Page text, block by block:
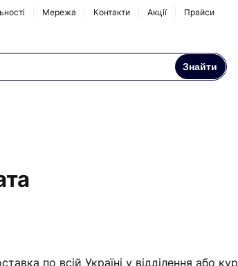
Мережа Контакти Акції Прайси
Знайти
по всій Україні у відділення або